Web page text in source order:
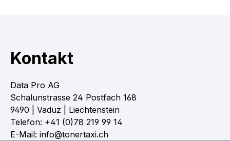
Kontakt
Data Pro AG
Schalunstrasse 24 Postfach 168
9490 | Vaduz | Liechtenstein
Telefon: +41 (0)78 219 99 14
E-Mail: info@tonertaxi.ch